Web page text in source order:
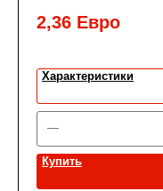
2,36 Евро
Характеристики
Купить